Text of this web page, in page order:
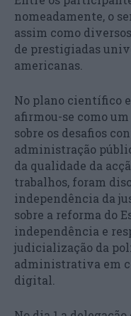
nomeadamente, o
assim como
de prestigiadas
americanas.
No plano científico
afirmou-se como
sobre os desafios
administração
da qualidade da
trabalhos, foram
independência da
sobre a reforma do
independência e
judicialização da
administrativa em
digital.